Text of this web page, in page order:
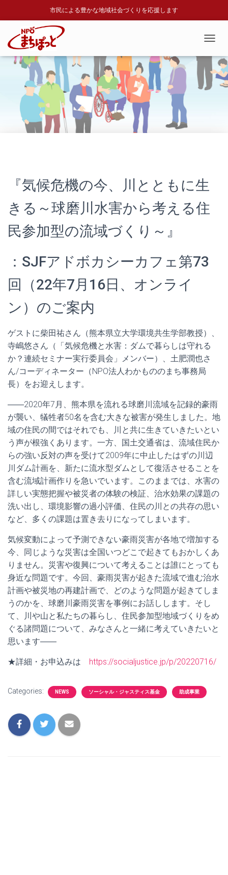
市民による豊かな地域社会づくりを応援します
O
G
G
L
『気候危機の今、川とともに生
きる～球磨川水害から考える住
民参加型の流域づくり～』
：SJFアドボカシーカフェ第73
回（22年7月16日、オンライ
ン）のご案内
ゲストに柴田祐さん（熊本県立大学環境共生学部教授）、
寺嶋悠さん（「気候危機と水害：ダムで暮らしは守れる
か？連続セミナー実行委員会」メンバー）、土肥潤也さ
ん/コーディネーター（NPO法人わかもののまち事務局
長）をお迎えします。
――2020年7月、熊本県を流れる球磨川流域を記録的豪雨
が襲い、犠牲者50名を含む大きな被害が発生しました。地
域の住民の間ではそれでも、川と共に生きていきたいとい
う声が根強くあります。一方、国土交通省は、流域住民か
らの強い反対の声を受けて2009年に中止したはずの川辺
川ダム計画を、新たに流水型ダムとして復活させることを
含む流域計画作りを急いでいます。このままでは、水害の
詳しい実態把握や被災者の体験の検証、治水効果の課題の
洗い出し、環境影響の過小評価、住民の川との共存の思い
など、多くの課題は置き去りになってしまいます。
気候変動によって予測できない豪雨災害が各地で増加する
今、同じような災害は全国いつどこで起きてもおかしくあ
りません。災害や復興について考えることは誰にとっても
身近な問題です。今回、豪雨災害が起きた流域で進む治水
計画や被災地の再建計画で、どのような問題が起きてしま
うのかを、球磨川豪雨災害を事例にお話しします。そし
て、川や山と私たちの暮らし、住民参加型地域づくりをめ
ぐる諸問題について、みなさんと一緒に考えていきたいと
思います――
★詳細・お申込みは https://socialjustice.jp/p/20220716/
Categories: NEWS ソーシャル・ジャスティス基金 助成事業